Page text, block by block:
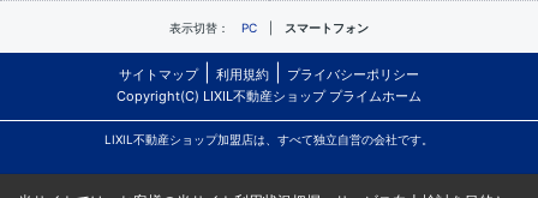
表示切替： PC スマートフォン
サイトマップ 利用規約
プライバシーポリシー
Copyright(C) LIXIL不動産ショップ プライムホーム
LIXIL不動産ショップ加盟店は、すべて独立自営の会社です。